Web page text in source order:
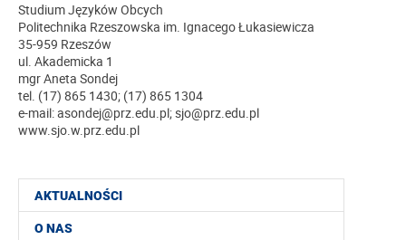
AKTUALNOŚCI
O NAS
Studium Języków Obcych
Politechnika Rzeszowska im. Ignacego Łukasiewicza
35-959 Rzeszów
ul. Akademicka 1
mgr Aneta Sondej
tel. (17) 865 1430; (17) 865 1304
e-mail: asondej@prz.edu.pl; sjo@prz.edu.pl
www.sjo.w.prz.edu.pl